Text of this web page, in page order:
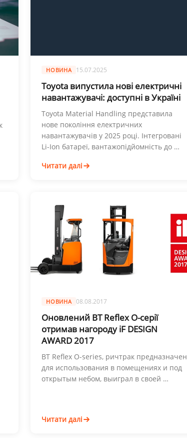
НОВИНА 15.07.2025
Toyota випустила нові електричні
навантажувачі: доступні в Україні
Toyota Material Handling представила
нове покоління електричних
навантажувачів у 2025 році. Інтегровані
Li-Ion батареї, вантажопідйомність до …
Читати далі
НОВИНА 08.08.2017
Оновлений BT Reflex О-серії
отримав нагороду iF DESIGN
AWARD 2017
BT Reflex O-series, ричтрак предназначен
для использования в помещениях и под
открытым небом, выиграл в своей …
Читати далі